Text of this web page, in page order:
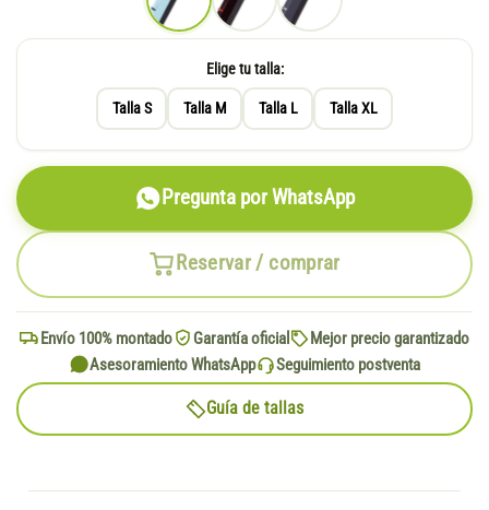
Elige tu talla:
Talla S Talla M Talla L Talla XL
Reservar / comprar
Pregunta por WhatsApp
Envío 100% montado Garantía oficial
Mejor precio garantizado
Asesoramiento WhatsApp
Seguimiento postventa
Guía de tallas